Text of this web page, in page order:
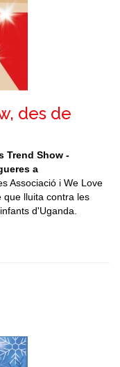
des de
Trend Show -
a
Associació i We Love
que lluita contra les
d'Uganda.